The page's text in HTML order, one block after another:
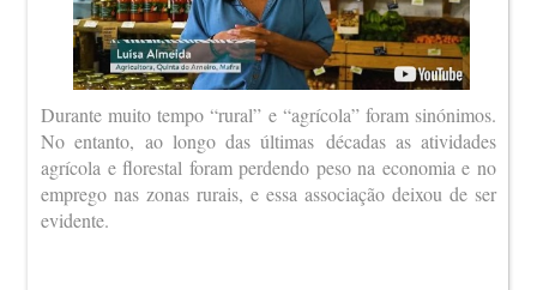
Durante muito tempo “rural” e “agrícola” foram sinónimos.
No entanto, ao longo das últimas décadas as atividades
agrícola e florestal foram perdendo peso na economia e no
emprego nas zonas rurais, e essa associação deixou de ser
evidente.